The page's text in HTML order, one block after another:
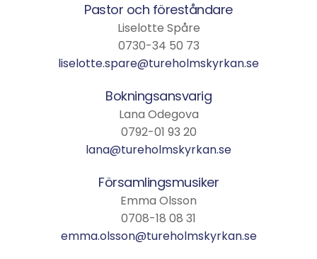
Pastor och föreståndare
Liselotte Spåre
0730-34 50 73
liselotte.spare@tureholmskyrkan.se
Bokningsansvarig
Lana Odegova
0792-01 93 20
lana@tureholmskyrkan.se
Församlingsmusiker
Emma Olsson
0708-18 08 31
emma.olsson@tureholmskyrkan.se